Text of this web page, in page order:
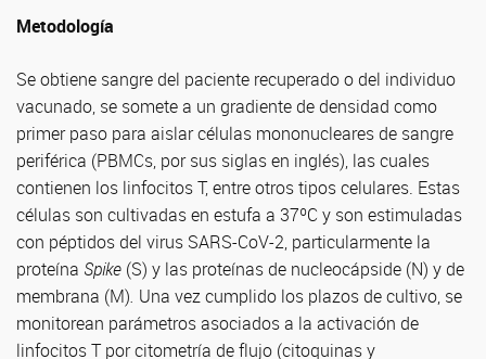
Metodología
Se obtiene sangre del paciente recuperado o del individuo
vacunado, se somete a un gradiente de densidad como
primer paso para aislar células mononucleares de sangre
periférica (PBMCs, por sus siglas en inglés), las cuales
contienen los linfocitos T, entre otros tipos celulares. Estas
células son cultivadas en estufa a 37ºC y son estimuladas
con péptidos del virus SARS-CoV-2, particularmente la
proteína Spike (S) y las proteínas de nucleocápside (N) y de
membrana (M). Una vez cumplido los plazos de cultivo, se
monitorean parámetros asociados a la activación de
linfocitos T por citometría de flujo (citoquinas y